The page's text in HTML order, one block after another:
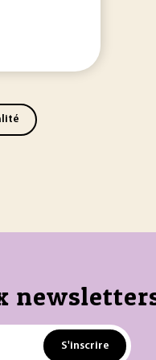
S'inscrire